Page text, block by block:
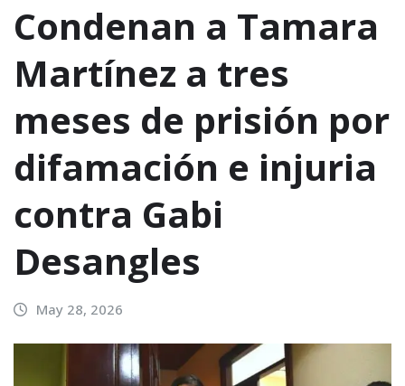
Condenan a Tamara
Martínez a tres
meses de prisión por
difamación e injuria
contra Gabi
Desangles
May 28, 2026